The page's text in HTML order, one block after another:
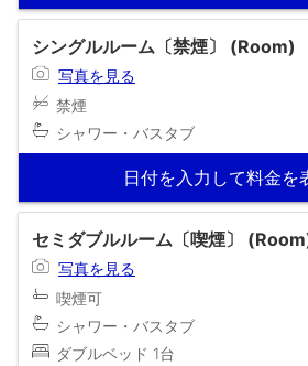
シングルルーム〔禁煙〕 (Room)
写真を見る
禁煙
シャワー・バスタブ
日付を入力して料金を
セミダブルルーム〔喫煙〕
写真を見る
喫煙可
シャワー・バスタブ
ダブルベッド 1台